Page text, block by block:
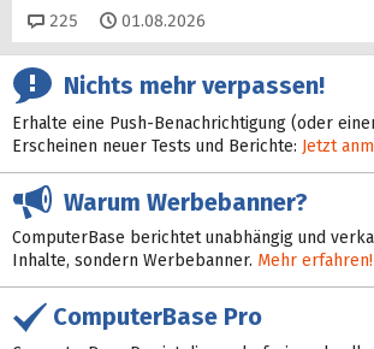
225 Kommentare
01.08.2026
Nichts mehr verpassen!
Erhalte eine Push-Benachrichtigung (oder
Erscheinen neuer Tests und Berichte: Jetzt
Warum Werbebanner?
ComputerBase berichtet unabhängig und
Inhalte, sondern Werbebanner. Mehr erfahren!
ComputerBase Pro